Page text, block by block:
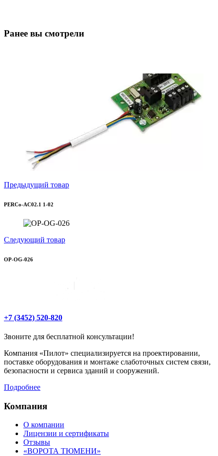
Ранее вы смотрели
Предыдущий товар
PERCo-AC02.1 1-02
Следующий товар
OP-OG-026
+7 (3452) 520-820
Звоните для бесплатной консультации!
Компания «Пилот» специализируется на проектировании,
поставке оборудования и монтаже слаботочных систем связи,
безопасности и сервиса зданий и сооружений.
Подробнее
Компания
О компании
Лицензии и сертификаты
Отзывы
«ВОРОТА ТЮМЕНИ»